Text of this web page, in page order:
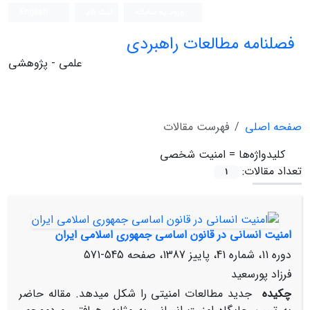
فصلنامه مطالعات راهبردی
علمی - پژوهشی
صفحه اصلی
فهرست مقالات
کلیدواژه‌ها = امنیت شخصی
تعداد مقالات:
1
امنیت انسانی در قانون اساسی جمهوری اسلامی ایران
دوره 11، شماره 41، پاییز 1387، صفحه
545-571
فرزاد پورسعید
چکیده جدید مطالعات امنیتی را شکل می‏دهد. مقاله حاضر